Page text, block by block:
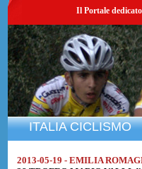
Il Portale
ITALIA CICLISMO
2013-05-19 - EMILIA